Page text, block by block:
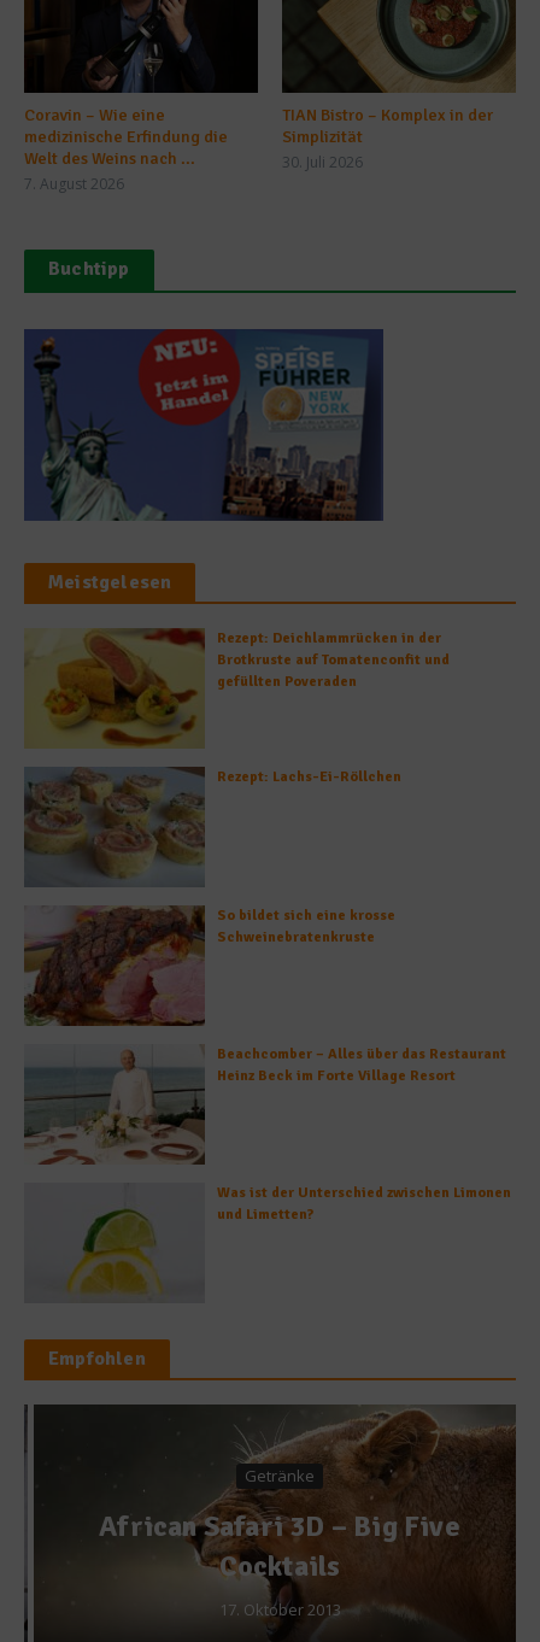
Coravin – Wie eine
medizinische Erfindung die
Welt des Weins nach ...
7. August 2026
TIAN Bistro – Komplex in der
Simplizität
30. Juli 2026
Buchtipp
Meistgelesen
Rezept: Deichlammrücken in der
Brotkruste auf Tomatenconfit und
gefüllten Poveraden
Rezept: Lachs-Ei-Röllchen
So bildet sich eine krosse
Schweinebratenkruste
Beachcomber – Alles über das Restaurant
Heinz Beck im Forte Village Resort
Was ist der Unterschied zwischen Limonen
und Limetten?
Empfohlen
Getränke
African Safari 3D – Big Five
Cocktails
17. Oktober 2013